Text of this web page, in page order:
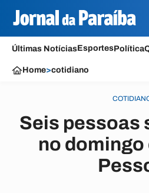
Últimas NotíciasEsportesPolítica
Home>cotidiano
Seis pessoas
no domingo